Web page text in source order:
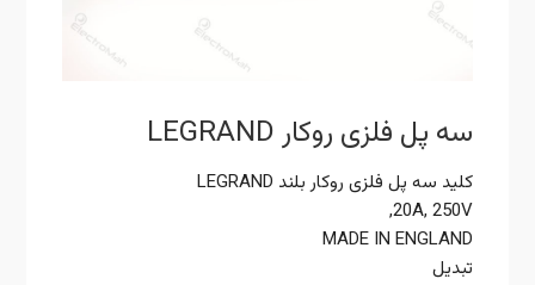
سه پل فلزی روکار LEGRAND
کلید سه پل فلزی روکار بلند LEGRAND
20A, 250V,
MADE IN ENGLAND
تبدیل